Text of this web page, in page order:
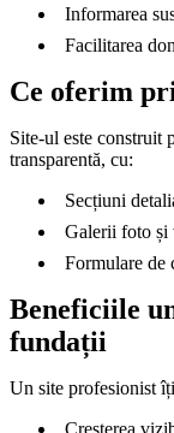
Informarea
Facilitarea
Ce oferim
Site-ul este construit
transparentă, cu:
Secțiuni
Galerii foto și
Formulare de
Beneficiile
fundații
Un site profesionist